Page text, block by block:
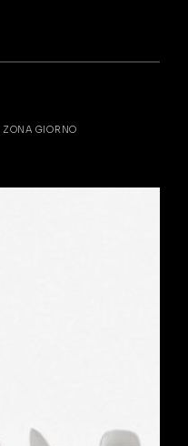
ZONA GIORNO